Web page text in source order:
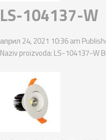
LS-104137-W
април 24, 2021 10:36 am
Naziv proizvoda: LS-104137-W